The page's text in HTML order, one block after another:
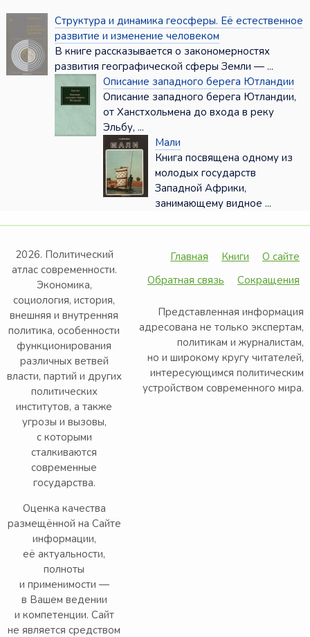
Структура и динамика геосферы. Её естественное
развитие и изменение человеком
В книге рассказывается о закономерностях
развития географичес­кой сферы Земли — ...
Описание западного берега Ютландии
Описание западного берега Ютландии,
от Ханстхольмена до входа в реку
Эльбу, ...
Мали
Книга посвящена одному из
молодых государств
Западной Африки,
занимающему видное ...
2026. Политический
атлас современности.
Экономика,
социология, история,
внешняя и внутренняя
политика, особенности
функционирования
различных ветвей
власти, партий и других
политических
институтов, а также
угрозы и вызовы,
с которыми
сталкиваются
современные
государства.
Оценка качества
размещённой на Сайте
информации,
её актуальности,
полноты
и применимости —
в Вашем ведении
и компетенции. Сайт
не является средством
Главная Книги
О сайте
Обратная связь
Сокращения
Представленная информация
адресована не только экспертам,
политикам и журналистам,
но и широкому кругу читателей,
интересующимся политическим
устройством современного мира.